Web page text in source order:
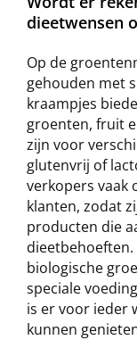
dieetwensen
Op de
gehouden met
kraampjes
groenten, fruit
zijn voor
glutenvrij of
verkopers vaak
klanten, zodat
producten die
biologische
speciale
is er voor ieder
kunnen